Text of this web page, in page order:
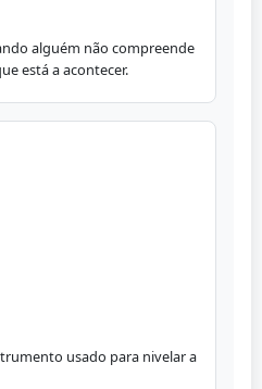
alguém não compreende
está a acontecer.
usado para nivelar a